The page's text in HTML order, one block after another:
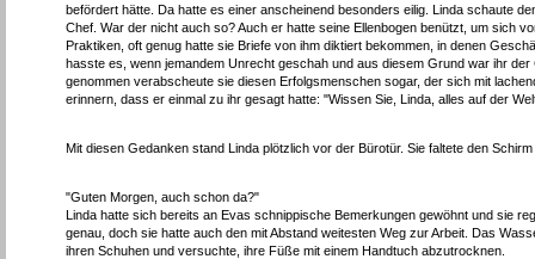
befördert hätte. Da hatte es einer anscheinend besonders eilig. Linda schaute
Chef. War der nicht auch so? Auch er hatte seine Ellenbogen benützt, um sich
Praktiken, oft genug hatte sie Briefe von ihm diktiert bekommen, in denen
hasste es, wenn jemandem Unrecht geschah und aus diesem Grund war ihr
genommen verabscheute sie diesen Erfolgsmenschen sogar, der sich mit
erinnern, dass er einmal zu ihr gesagt hatte: "Wissen Sie, Linda, alles auf der
Mit diesen Gedanken stand Linda plötzlich vor der Bürotür. Sie faltete den
"Guten Morgen, auch schon da?"
Linda hatte sich bereits an Evas schnippische Bemerkungen gewöhnt und sie
genau, doch sie hatte auch den mit Abstand weitesten Weg zur Arbeit. Das
ihren Schuhen und versuchte, ihre Füße mit einem Handtuch abzutrocknen.